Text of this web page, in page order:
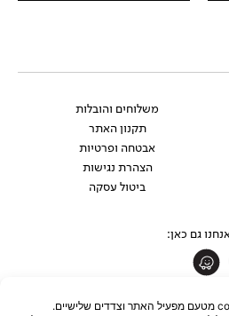
משלוחים והובלות
תקנון האתר
אבטחה ופרטיות
הצהרת נגישות
ביטול עסקה
גם כאן: